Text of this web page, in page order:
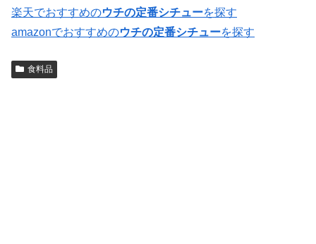
楽天でおすすめのウチの定番シチューを探す
amazonでおすすめのウチの定番シチューを探す
食料品